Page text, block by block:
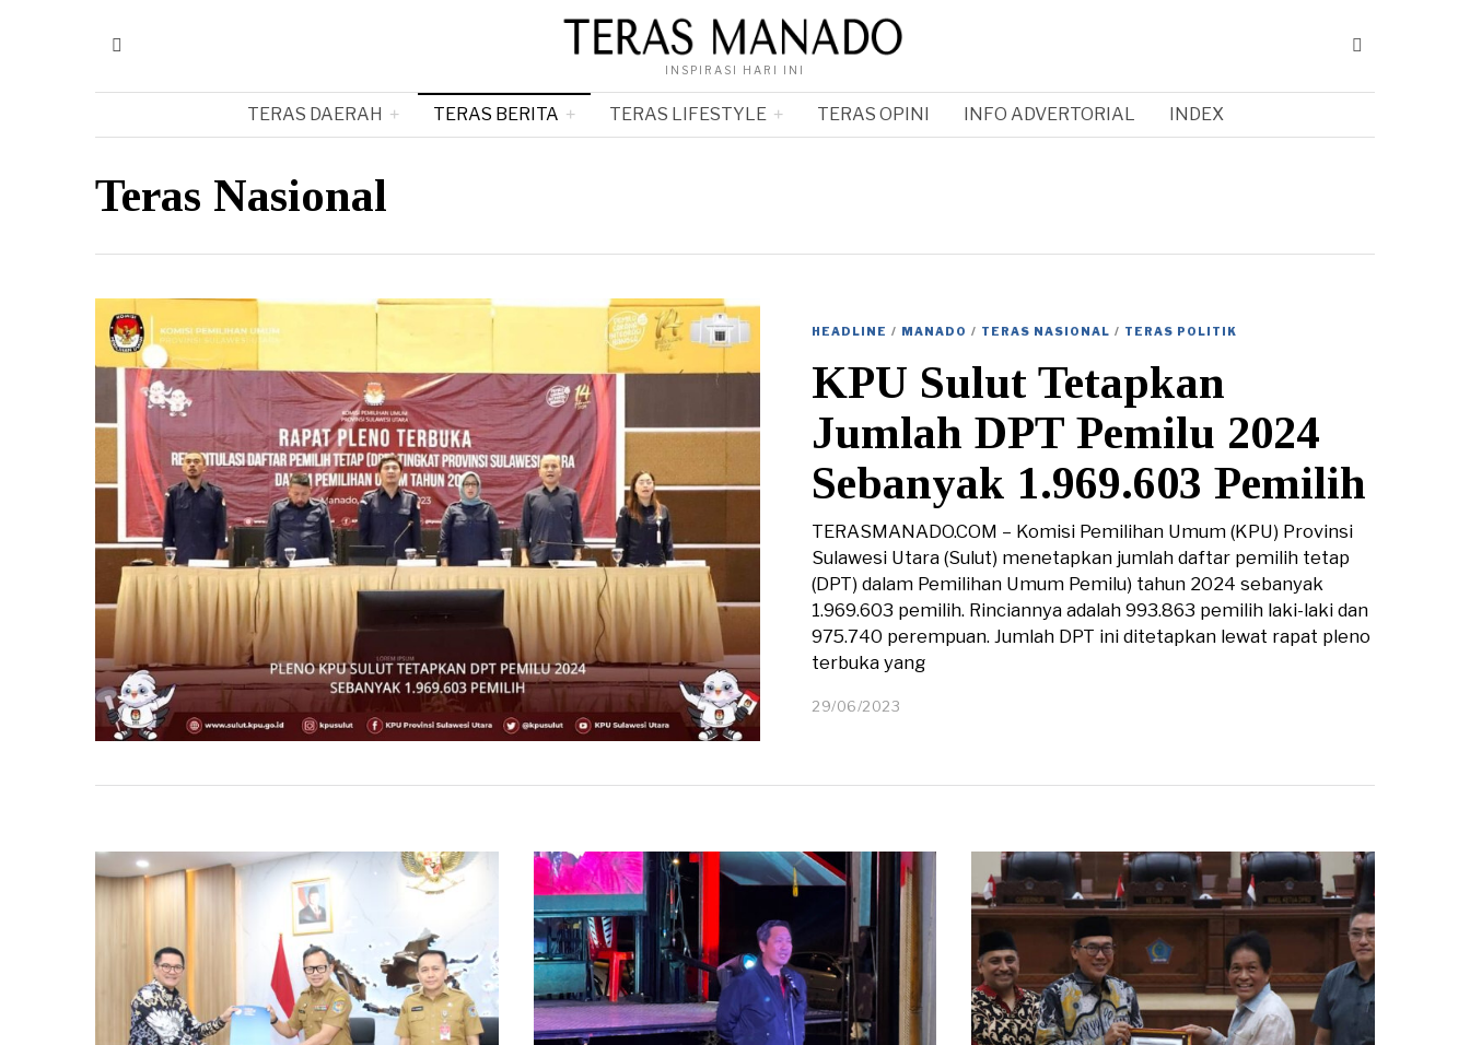
INSPIRASI HARI INI
TERAS DAERAH TERAS BERITA TERAS LIFESTYLE TERAS OPINI INFO ADVERTORIAL INDEX
Teras Nasional
HEADLINE / MANADO / TERAS NASIONAL / TERAS POLITIK
KPU Sulut Tetapkan
Jumlah DPT Pemilu 2024
Sebanyak 1.969.603 Pemilih
TERASMANADO.COM – Komisi Pemilihan Umum (KPU) Provinsi
Sulawesi Utara (Sulut) menetapkan jumlah daftar pemilih tetap
(DPT) dalam Pemilihan Umum Pemilu) tahun 2024 sebanyak
1.969.603 pemilih. Rinciannya adalah 993.863 pemilih laki-laki dan
975.740 perempuan. Jumlah DPT ini ditetapkan lewat rapat pleno
terbuka yang
29/06/2023
6
2
3